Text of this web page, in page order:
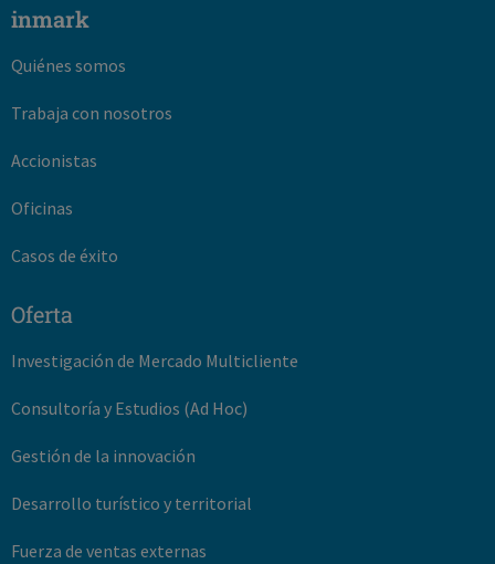
inmark
Quiénes somos
Trabaja con nosotros
Accionistas
Oficinas
Casos de éxito
Oferta
Investigación de Mercado Multicliente
Consultoría y Estudios (Ad Hoc)
Gestión de la innovación
Desarrollo turístico y territorial
Fuerza de ventas externas